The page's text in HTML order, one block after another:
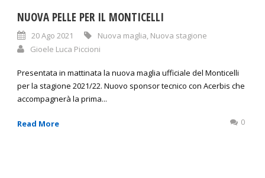
NUOVA PELLE PER IL MONTICELLI
20 Ago 2021 Nuova maglia, Nuova stagione
Gioele Luca Piccioni
Presentata in mattinata la nuova maglia ufficiale del Monticelli
per la stagione 2021/22. Nuovo sponsor tecnico con Acerbis che
accompagnerà la prima...
Read More 0